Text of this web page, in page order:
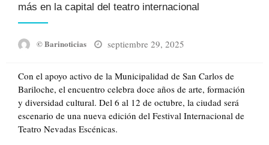
más en la capital del teatro internacional
© Barinoticias
Posted
septiembre 29, 2025
Con el apoyo activo de la Municipalidad de San Carlos de
Bariloche, el encuentro celebra doce años de arte, formación
y diversidad cultural. Del 6 al 12 de octubre, la ciudad será
escenario de una nueva edición del Festival Internacional de
Teatro Nevadas Escénicas.